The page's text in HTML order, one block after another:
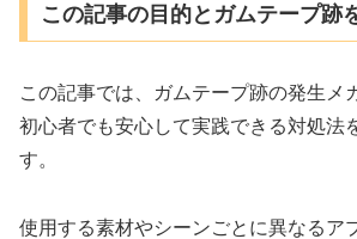
この記事の目的とガムテープ跡
この記事では、ガムテープ跡の発生メ
初心者でも安心して実践できる対処法
す。
使用する素材やシーンごとに異なるア